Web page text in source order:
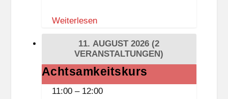
a
a
e
a
Weiterlesen
11. AUGUST 2026 (2
VERANSTALTUNGEN)
Achtsamkeitskurs
Achtsamkeitskurs
11:00 – 12:00